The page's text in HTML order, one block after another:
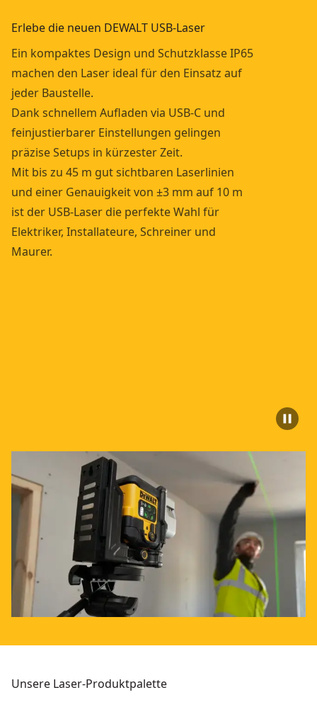
Erlebe die neuen DEWALT USB-Laser
Ein kompaktes Design und Schutzklasse IP65
machen den Laser ideal für den Einsatz auf
jeder Baustelle.
Dank schnellem Aufladen via USB-C und
feinjustierbarer Einstellungen gelingen
präzise Setups in kürzester Zeit.
Mit bis zu 45 m gut sichtbaren Laserlinien
und einer Genauigkeit von ±3 mm auf 10 m
ist der USB-Laser die perfekte Wahl für
Elektriker, Installateure, Schreiner und
Maurer.
Unsere Laser-Produktpalette